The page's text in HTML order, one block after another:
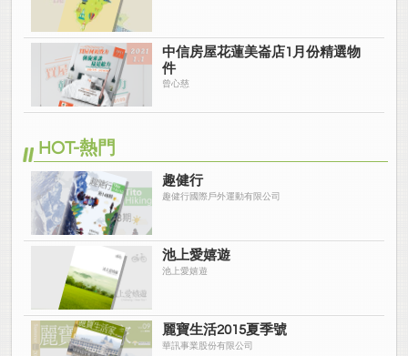
中信房屋花蓮美崙店1月份精選物
件
曾心慈
HOT-熱門
趣健行
趣健行國際戶外運動有限公司
池上愛嬉遊
池上愛嬉遊
麗寶生活2015夏季號
華訊事業股份有限公司